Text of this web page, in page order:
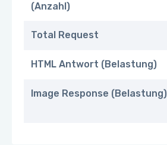
(Anzahl)
Total Request
HTML Antwort (Belastung)
Image Response (Belastung)